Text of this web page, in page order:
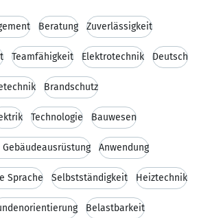
Beratung Zuverlässigkeit
Teamfähigkeit Elektrotechnik Deutsch
Brandschutz
Technologie Bauwesen
Gebäudeausrüstung Anwendung
Sprache Selbstständigkeit Heiztechnik
Belastbarkeit